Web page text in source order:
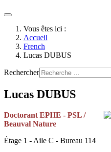
Vous êtes ici :
Accueil
French
Lucas DUBUS
Rechercher
Lucas DUBUS
Doctorant EPHE - PSL /
Beauval Nature
Étage 1 - Aile C - Bureau 114